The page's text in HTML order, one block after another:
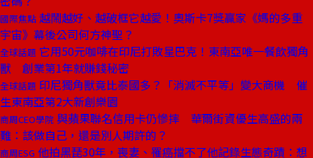
國際焦點 越鬧越好、越破框它越愛！奧斯卡7獎贏家《媽的多重
宇宙》幕後公司何方神聖？
全球話題 它用50元咖啡在印尼打敗星巴克！東南亞唯一餐飲獨角
獸 創業第1年就賺錢秘密
全球話題 印尼獨角獸竟比泰國多？「消滅不平等」變大商機 催
生東南亞第2大新創樂園
商周CEO學院 與蘋果聯名信用卡仍慘摔 華爾街資優生高盛的兩
難：該做自己，還是別人期許的？
商周ESG 他拍黑琵30年，喪妻、罹癌擋不了他記錄生態奇蹟：想